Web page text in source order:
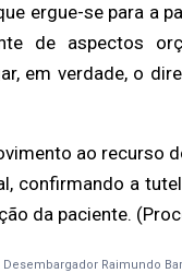
ergue-se para a
de aspectos
em verdade, o
ao recurso
confirmando a
da paciente.
Desembargador Raimundo